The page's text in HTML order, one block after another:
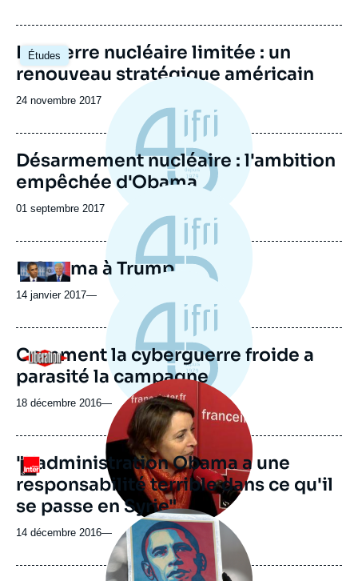
publication
Études
Image
principale
La guerre nucléaire limitée : un
renouveau stratégique américain
Date
publication
24 novembre 2017
Désarmement nucléaire : l'ambition
empêchée d'Obama
Date
publication
01 septembre 2017
Logo
D'Obama à Trump
14 janvier 2017—
Logo
Comment la cyberguerre froide a
parasité la campagne
18 décembre 2016—
Logo
Image
principale
médiatique
"L'administration Obama a une
responsabilité terrible dans ce qu'il
se passe en Syrie"
14 décembre 2016—
Image
principale